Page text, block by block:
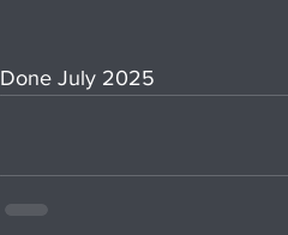
Done July 2025